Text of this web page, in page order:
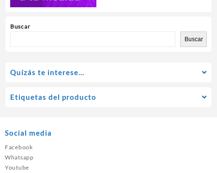
Buscar
Buscar
Quízás te interese…
Etiquetas del producto
Social media
Facebook
Whatsapp
Youtube